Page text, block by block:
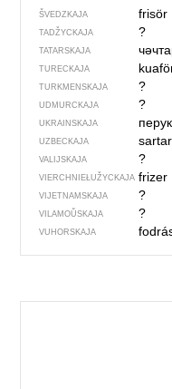
ŠVEDZKAJA frisör
TADŽYCKAJA ?
TATARSKAJA
TURECKAJA
TURKMENSKAJA ?
UDMURCKAJA ?
UKRAINSKAJA
UZBECKAJA
VALIJSKAJA ?
VIERCHNIE­ŁUŽYCKAJA frizer
VIJETNAMSKAJA ?
VILAMOŬSKAJA ?
VUHORSKAJA